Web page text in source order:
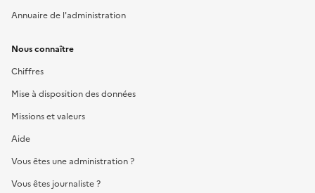
Annuaire de l'administration
Nous connaître
Chiffres
Mise à disposition des données
Missions et valeurs
Aide
Vous êtes une administration ?
Vous êtes journaliste ?